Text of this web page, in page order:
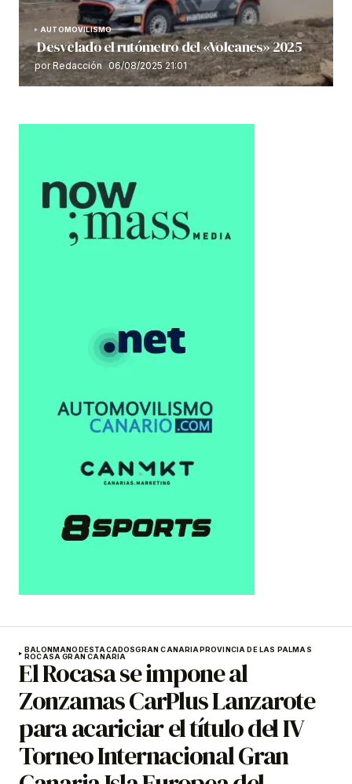
AUTOMOVILISMO
Desvelado el rutómetro del «Volcanes» 2025
por Redacción 06/08/2025 21:01
BALONMANODESTACADOSGRAN CANARIAPROVINCIA DE LAS PALMAS
ROCASA GRAN CANARIA
El Rocasa se impone al
Zonzamas CarPlus Lanzarote
para acariciar el título del IV
Torneo Internacional Gran